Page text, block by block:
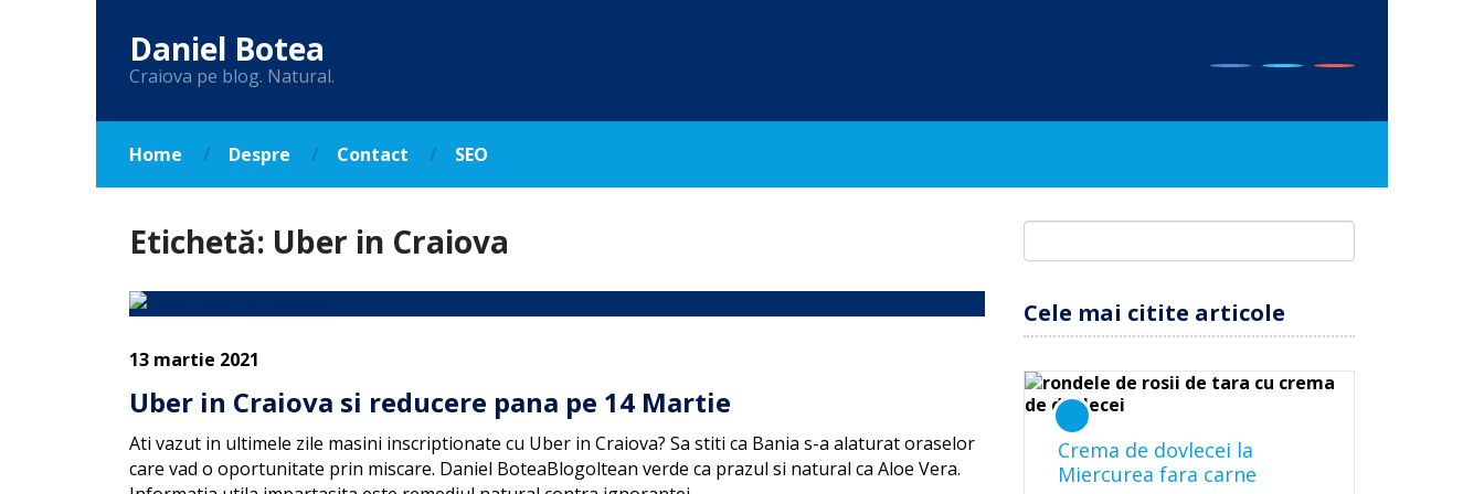
Daniel Botea
Craiova pe blog. Natural.
Home Despre Contact SEO
Etichetă: Uber in Craiova
13 martie 2021
Uber in Craiova si reducere pana pe 14 Martie
Ati vazut in ultimele zile masini inscriptionate cu Uber in Craiova? Sa stiti ca Bania s-a alaturat oraselor
care vad o oportunitate prin miscare. Daniel BoteaBlogoltean verde ca prazul si natural ca Aloe Vera.
Cele mai citite articole
Crema de dovlecei la
Miercurea fara carne